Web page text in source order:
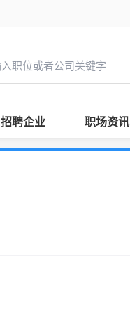
招聘企业 职场资讯